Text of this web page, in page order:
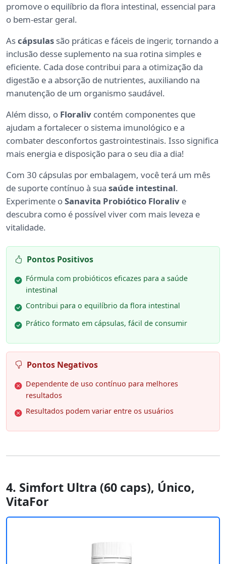
promove o equilíbrio da flora intestinal, essencial para
o bem-estar geral.
Ascápsulas são práticas e fáceis de ingerir, tornando a
inclusão desse suplemento na sua rotina simples e
eficiente. Cada dose contribui para a otimização da
digestão e a absorção de nutrientes, auxiliando na
manutenção de um organismo saudável.
Além disso, o Floraliv contém componentes que
ajudam a fortalecer o sistema imunológico e a
combater desconfortos gastrointestinais. Isso significa
mais energia e disposição para o seu dia a dia!
Com 30 cápsulas por embalagem, você terá um mês
de suporte contínuo à sua saúde intestinal.
Experimente oSanavita Probiótico Floraliv e
descubra como é possível viver com mais leveza e
vitalidade.
Pontos Positivos
Fórmula com probióticos eficazes para a saúde
intestinal
Contribui para o equilíbrio da flora intestinal
Prático formato em cápsulas, fácil de consumir
Pontos Negativos
Dependente de uso contínuo para melhores
resultados
Resultados podem variar entre os usuários
4. Simfort Ultra (60 caps), Único,
VitaFor